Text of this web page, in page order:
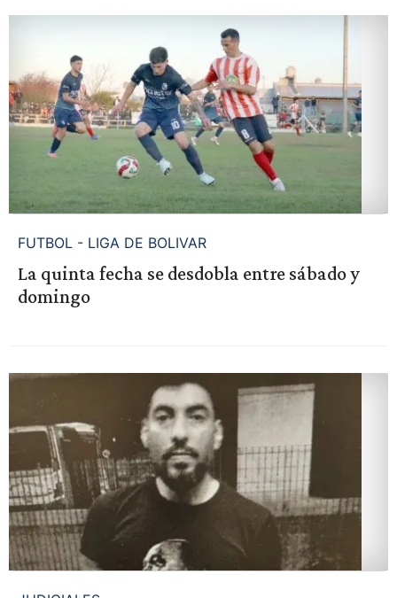
FUTBOL - LIGA DE BOLIVAR
La quinta fecha se desdobla entre sábado y
domingo